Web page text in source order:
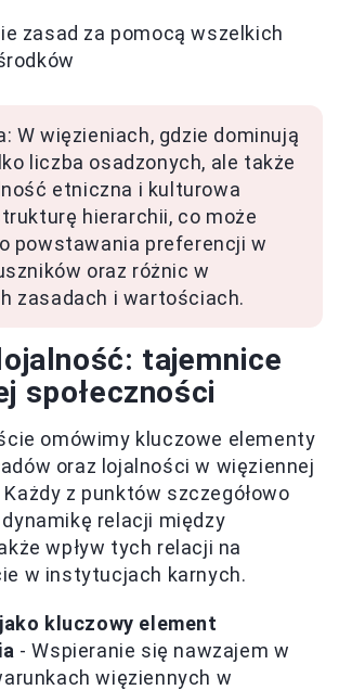
zasad za pomocą wszelkich
W więzieniach, gdzie dominują
liczba osadzonych, ale także
etniczna i kulturowa
hierarchii, co może
powstawania preferencji w
oraz różnic w
zasadach i wartościach.
tajemnice
społeczności
omówimy kluczowe elementy
oraz lojalności w więziennej
z punktów szczegółowo
relacji między
wpływ tych relacji na
w instytucjach karnych.
kluczowy element
- Wspieranie się nawzajem w
więziennych w